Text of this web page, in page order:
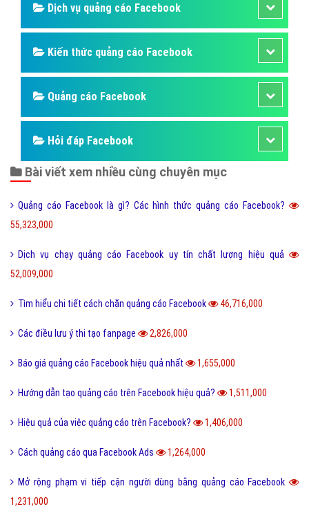
Dịch vụ quảng cáo Facebook
Kiến thức quảng cáo Facebook
Quảng cáo Facebook
Hỏi đáp Facebook
Bài viết xem nhiều cùng chuyên mục
Quảng cáo Facebook là gì? Các hình thức quảng cáo Facebook?
55,323,000
Dịch vụ chạy quảng cáo Facebook uy tín chất lượng hiệu quả
52,009,000
Tìm hiểu chi tiết cách chặn quảng cáo Facebook 46,716,000
Các điều lưu ý thi tạo fanpage 2,826,000
Báo giá quảng cáo Facebook hiệu quả nhất 1,655,000
Hướng dẫn tạo quảng cáo trên Facebook hiệu quả? 1,511,000
Hiệu quả của việc quảng cáo trên Facebook? 1,406,000
Cách quảng cáo qua Facebook Ads 1,264,000
Mở rộng phạm vi tiếp cận người dùng bằng quảng cáo Facebook
1,231,000